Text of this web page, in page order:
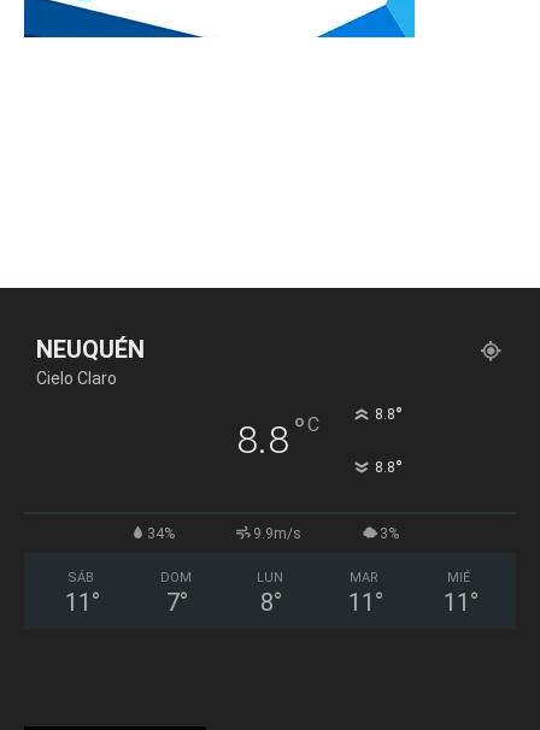
NEUQUÉN
Cielo Claro
8.8°C 8.8°
8.8°
34% 9.9m/s 3%
SÁB
11 °
DOM
7°
LUN
8°
MAR
11 °
MIÉ
11 °